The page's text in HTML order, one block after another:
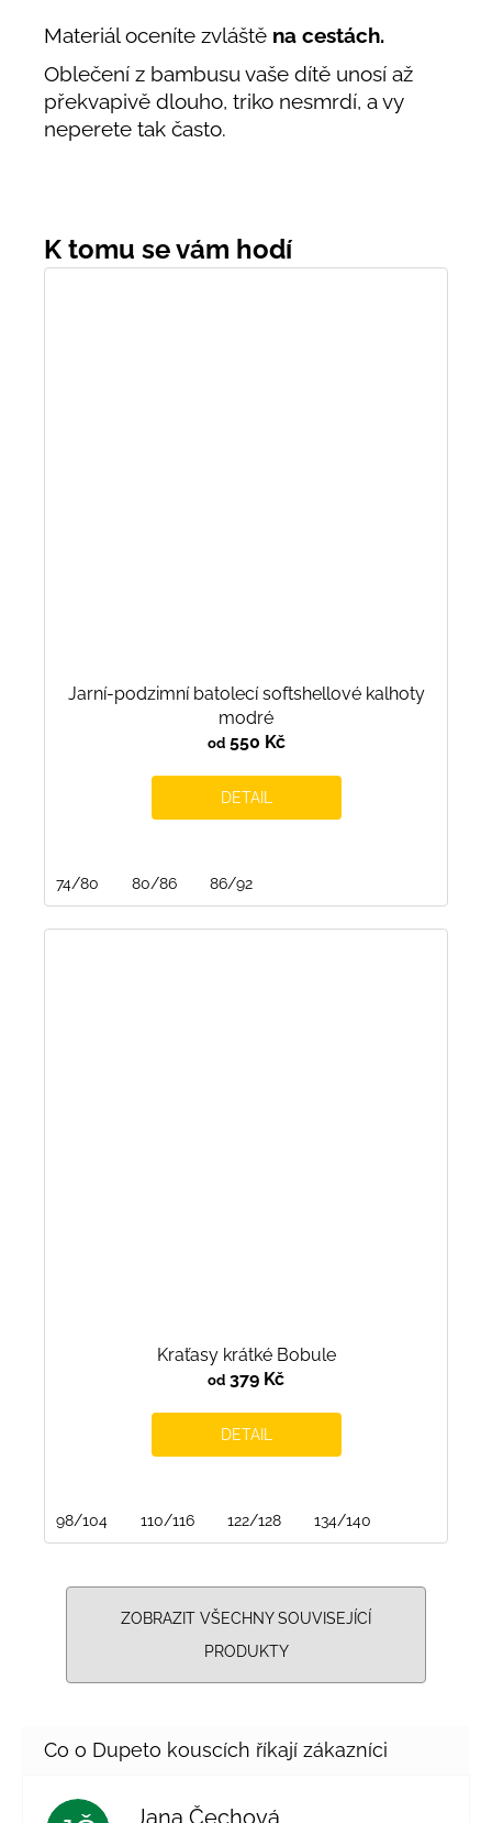
Materiál oceníte zvláště na cestách.
Oblečení z bambusu vaše dítě unosí až
překvapivě dlouho, triko nesmrdí, a vy
neperete tak často.
Jarní-podzimní batolecí softshellové kalhoty
modré
od550 Kč
DETAIL
74/80 80/86 86/92
Kraťasy krátké Bobule
od 379 Kč
DETAIL
98/104 110/116 122/128 134/140
ZOBRAZIT VŠECHNY SOUVISEJÍCÍ
PRODUKTY
Jana Čechová